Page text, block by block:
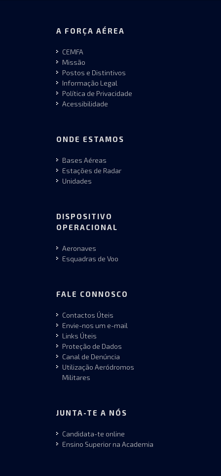
A FORÇA AÉREA
CEMFA
Missão
Postos e Distintivos
Informação Legal
Política de Privacidade
Acessibilidade
ONDE ESTAMOS
Bases Aéreas
Estações de Radar
Unidades
DISPOSITIVO
OPERACIONAL
Aeronaves
Esquadras de Voo
FALE CONNOSCO
Contactos Úteis
Envie-nos um e-mail
Links Úteis
Proteção de Dados
Canal de Denúncia
Utilização Aeródromos
Militares
JUNTA-TE A NÓS
Candidata-te online
Ensino Superior na Academia